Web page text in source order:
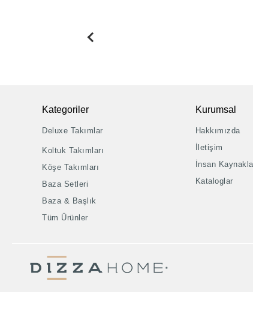
Kategoriler
Deluxe Takımlar
Koltuk Takımları
Köşe Takımları
Baza Setleri
Baza & Başlık
Tüm Ürünler
Kurumsal
Hakkımızda
İletişim
İnsan
Kataloglar